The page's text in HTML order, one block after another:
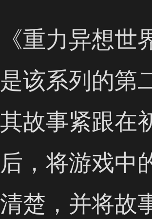
《重力异想世
是该系列的第
其故事紧跟在
后，将游戏中
清楚，并将故